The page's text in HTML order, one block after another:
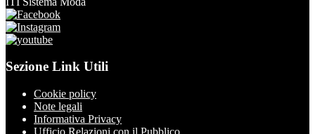
Sezione Link Utili
Cookie policy
Note legali
Informativa Privacy
Ufficio Relazioni con il Pubblico